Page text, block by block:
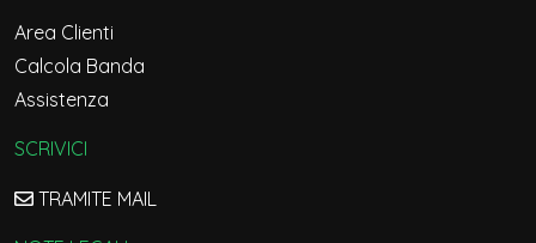
Area Clienti
Calcola Banda
Assistenza
SCRIVICI
TRAMITE MAIL